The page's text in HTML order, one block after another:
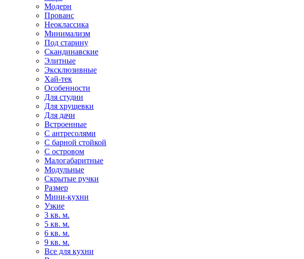
Модерн
Прованс
Неоклассика
Минимализм
Под старину
Скандинавские
Элитные
Эксклюзивные
Хай-тек
Особенности
Для студии
Для хрущевки
Для дачи
Встроенные
С антресолями
С барной стойкой
С островом
Малогабаритные
Модульные
Скрытые ручки
Размер
Мини-кухни
Узкие
3 кв. м.
5 кв. м.
6 кв. м.
9 кв. м.
Все для кухни